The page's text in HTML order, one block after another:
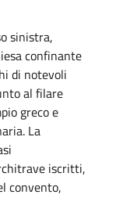
sinistra,
confinante
di notevoli
al filare
greco e
La
iscritti,
convento,